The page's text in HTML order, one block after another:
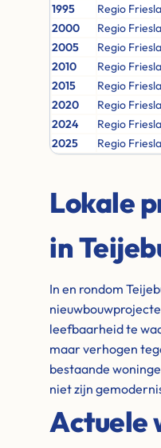
1995 Regio
2000
Regio
2005
Regio
2010
Regio
2015
Regio
2020
Regio
2024
Regio
2025
Regio
Lokale
in
In en rondom
leefbaarheid te
maar verhogen
bestaande
niet zijn
Actuele